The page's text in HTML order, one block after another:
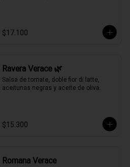
$17.100
Ravera Verace 🌿
Salsa de tomate, doble fior di latte,
aceitunas negras y aceite de oliva.
$15.300
Romana Verace